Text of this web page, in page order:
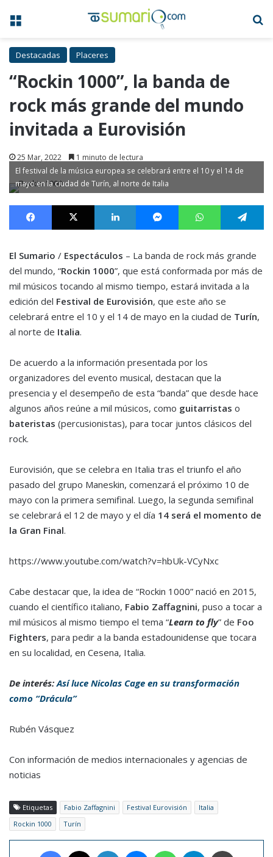
Menú
Destacadas Placeres
“Rockin 1000”, la banda de
rock más grande del mundo
invitada a Eurovisión
25 Mar, 2022 1 minuto de lectura
El festival de la música europea se celebrará entre el 10 y el 14 de
mayo en la ciudad de Turín, al norte de Italia
Facebook X LinkedIn MessengerWhatsApp
El Sumario / Espectáculos – La banda de rock más grande
del mundo, “Rockin 1000”, que está conformada por más de
mil músicos tocando al mismo tiempo, estará invitada a la
edición del Festival de Eurovisión, que este año se
celebrará entre el 10 y el 14 de mayo en la ciudad de Turín,
al norte de Italia.
De acuerdo a la información presentada por los
organizadores del evento musical, destacan que la
presencia y el desempeño de esta “banda” que desde hace
algunos años reúne a mil músicos, como guitarristas o
bateristas (percusionistas), para tocar juntos clásicos del
rock.
Eurovisión, que se celebra en Italia tras el triunfo el año
pasado del grupo Maneskin, comenzará el próximo 10 de
mayo con la primera semifinal. Luego, la segunda semifinal
se celebrará el 12 de mayo y el día 14 será el momento de
la Gran Final.
https://www.youtube.com/watch?v=hbUk-VCyNxc
Cabe destacar que, la idea de “Rockin 1000” nació en 2015,
cuando el científico italiano, Fabio Zaffagnini, puso a tocar a
mil músicos al mismo tiempo el tema “Learn to fly” de Foo
Fighters, para pedir a la banda estadounidense que tocara
en su localidad, en Cesena, Italia.
De interés:Así luce Nicolas Cage en su transformación
como “Drácula”
Rubén Vásquez
Con información de medios internacionales y agencias de
noticias
Etiquetas Fabio Zaffagnini Festival Eurovisión
Italia
Rockin 1000
Turín
Facebook LinkedIn MessengerWhatsAppTelegram